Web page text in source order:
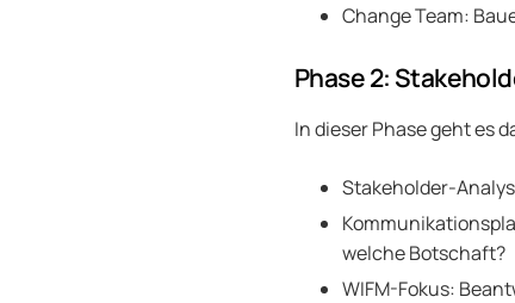
Change Team:
Phase 2:
In dieser Phase geht es
Stakeholder-
welche Botschaft?
WIFM-Fokus: